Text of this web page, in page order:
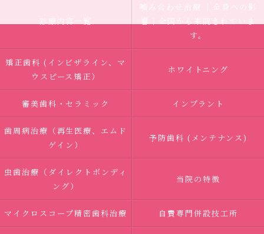
診療内容一覧
噛み合わせ治療 ｜全身への影
響｜全国から来院されていま
す。
矯正歯科 (インビザライン、マ
ウスピース矯正）
ホワイトニング
審美歯科・セラミック インプラント
歯周病治療（再生医療、エムド
ゲイン）
予防歯科 (メンテナンス)
虫歯治療（ダイレクトボンディ
ング）
当院の特徴
マイクロスコープ精密歯科治療 自費専門併設技工所